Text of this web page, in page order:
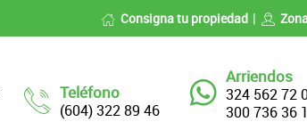
Consigna tu propiedad
Teléfono
(604) 322 89 46
Arriendos
324 562 72
300 736 36